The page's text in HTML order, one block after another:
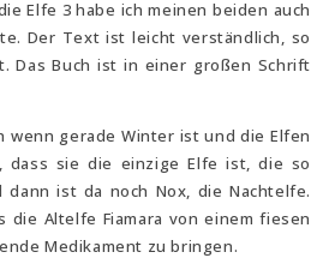
Elfe 3 habe ich meinen beiden auch
Der Text ist leicht verständlich, so
Das Buch ist in einer großen Schrift
wenn gerade Winter ist und die Elfen
dass sie die einzige Elfe ist, die so
ist da noch Nox, die Nachtelfe.
Altelfe Fiamara von einem fiesen
Medikament zu bringen.